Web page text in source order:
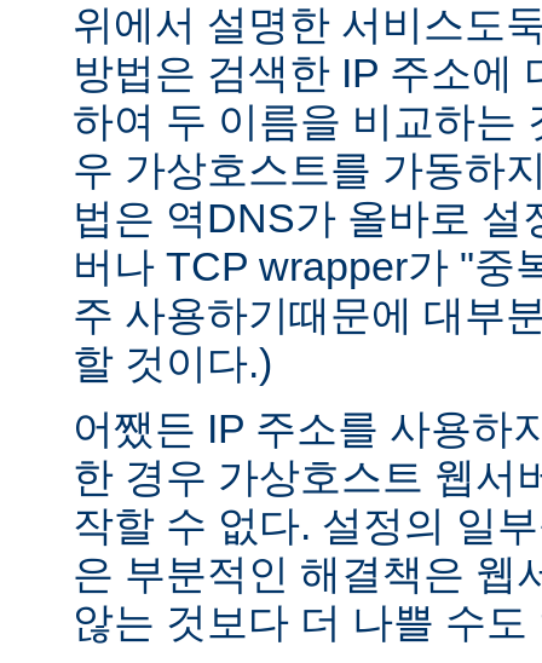
위에서 설명한 서비스도
방법은 검색한 IP 주소에
하여 두 이름을 비교하는
우 가상호스트를 가동하
법은 역DNS가 올바로 설
버나 TCP wrapper가 "중
주 사용하기때문에 대부
할 것이다.)
어쨌든 IP 주소를 사용하
한 경우 가상호스트 웹서
작할 수 없다. 설정의 일
은 부분적인 해결책은 웹
않는 것보다 더 나쁠 수도